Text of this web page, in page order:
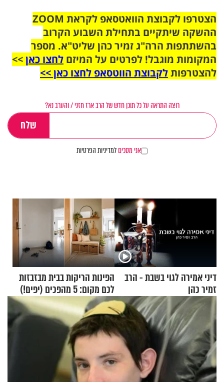
הצטרפו לקבוצת הוואטסאפ לקראת ZOOM
ההשקה שיתקיים בתחילת השבוע הקרוב
בהשתתפות הרה"ג זמיר כהן שליט"א. מספר
המקומות מוגבל! לפרטים על המיזם לחצו כאן>>
להצטרפותלקבוצת הווטסאפ לחצו כאן >>
רוצה התראה על כל תוכן חדש של הרב ארז חזני / והערב נא?
אני מסכיםלמדיניות הפרטיות
דיני אמירה לגוי בשבת - הרב
זמיר כהן
הפינות הריקות בבית מבזבזות
לכם מקום: 5 מהפכים (יפים!)
שאפשר לעשות כבר היום